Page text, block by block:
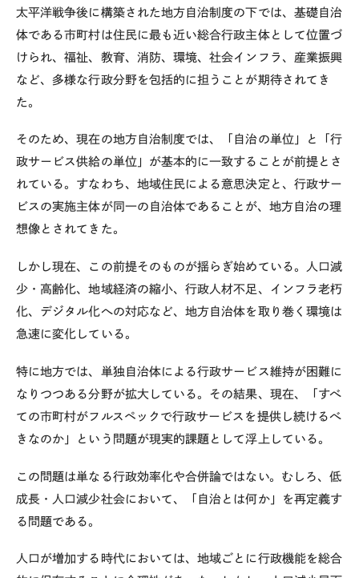
太平洋戦争後に構築された地方自治制度の下では、基礎自治
体である市町村は住民に最も近い総合行政主体として位置づ
けられ、福祉、教育、消防、環境、社会インフラ、産業振興
など、多様な行政分野を包括的に担うことが期待されてき
た。
そのため、現在の地方自治制度では、「自治の単位」と「行
政サービス供給の単位」が基本的に一致することが前提とさ
れている。すなわち、地域住民による意思決定と、行政サー
ビスの実施主体が同一の自治体であることが、地方自治の理
想像とされてきた。
しかし現在、この前提そのものが揺らぎ始めている。人口減
少・高齢化、地域経済の縮小、行政人材不足、インフラ老朽
化、デジタル化への対応など、地方自治体を取り巻く環境は
急速に変化している。
特に地方では、単独自治体による行政サービス維持が困難に
なりつつある分野が拡大している。その結果、現在、「すべ
ての市町村がフルスペックで行政サービスを提供し続けるべ
きなのか」という問題が現実的課題として浮上している。
この問題は単なる行政効率化や合併論ではない。むしろ、低
成長・人口減少社会において、「自治とは何か」を再定義す
る問題である。
人口が増加する時代においては、地域ごとに行政機能を総合